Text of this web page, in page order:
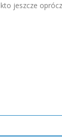
kto jeszcze